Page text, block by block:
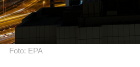
Foto: EPA